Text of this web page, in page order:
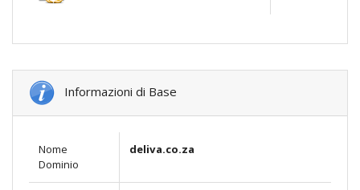
Informazioni di Base
Nome
Dominio
deliva.co.za